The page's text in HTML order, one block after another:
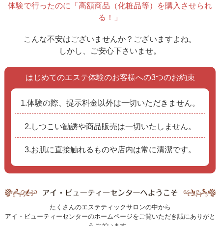
体験で行ったのに「高額商品（化粧品等）を購入させられ
る！」
こんな不安はございませんか？ございますよね。
しかし、ご安心下さいませ。
はじめてのエステ体験のお客様への3つのお約束
1.体験の際、提示料金以外は一切いただきません。
2.しつこい勧誘や商品販売は一切いたしません。
3.お肌に直接触れるものや店内は常に清潔です。
たくさんのエステティックサロンの中から
アイ・ビューティーセンターのホームページをご覧いただき誠にありがと